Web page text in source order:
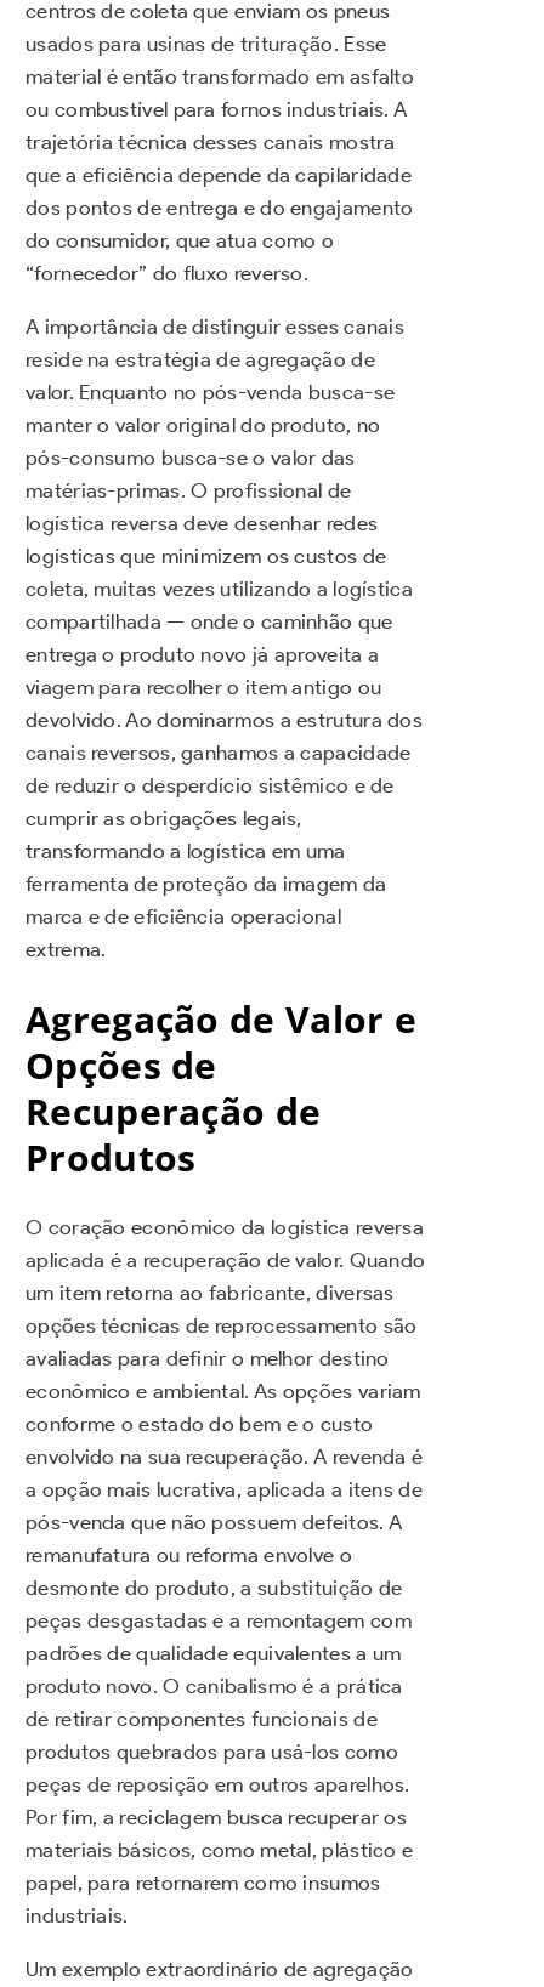
centros de coleta que enviam os pneus
usados para usinas de trituração. Esse
material é então transformado em asfalto
ou combustível para fornos industriais. A
trajetória técnica desses canais mostra
que a eficiência depende da capilaridade
dos pontos de entrega e do engajamento
do consumidor, que atua como o
“fornecedor” do fluxo reverso.
A importância de distinguir esses canais
reside na estratégia de agregação de
valor. Enquanto no pós-venda busca-se
manter o valor original do produto, no
pós-consumo busca-se o valor das
matérias-primas. O profissional de
logística reversa deve desenhar redes
logísticas que minimizem os custos de
coleta, muitas vezes utilizando a logística
compartilhada — onde o caminhão que
entrega o produto novo já aproveita a
viagem para recolher o item antigo ou
devolvido. Ao dominarmos a estrutura dos
canais reversos, ganhamos a capacidade
de reduzir o desperdício sistêmico e de
cumprir as obrigações legais,
transformando a logística em uma
ferramenta de proteção da imagem da
marca e de eficiência operacional
extrema.
Agregação de Valor e
Opções de
Recuperação de
Produtos
O coração econômico da logística reversa
aplicada é a recuperação de valor. Quando
um item retorna ao fabricante, diversas
opções técnicas de reprocessamento são
avaliadas para definir o melhor destino
econômico e ambiental. As opções variam
conforme o estado do bem e o custo
envolvido na sua recuperação. A revenda é
a opção mais lucrativa, aplicada a itens de
pós-venda que não possuem defeitos. A
remanufatura ou reforma envolve o
desmonte do produto, a substituição de
peças desgastadas e a remontagem com
padrões de qualidade equivalentes a um
produto novo. O canibalismo é a prática
de retirar componentes funcionais de
produtos quebrados para usá-los como
peças de reposição em outros aparelhos.
Por fim, a reciclagem busca recuperar os
materiais básicos, como metal, plástico e
papel, para retornarem como insumos
industriais.
Um exemplo extraordinário de agregação